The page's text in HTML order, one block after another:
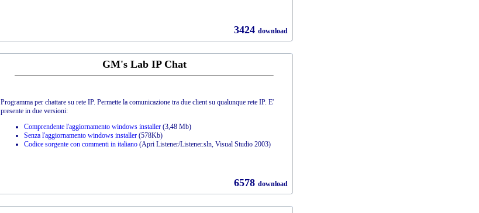
3424 download
GM's Lab IP Chat
Programma per chattare su rete IP. Permette la comunicazione tra due client su qualunque rete IP. E'
presente in due versioni:
Comprendente l'aggiornamento windows installer (3,48 Mb)
Senza l'aggiornamento windows installer (578Kb)
Codice sorgente con commenti in italiano (Apri Listener/Listener.sln, Visual Studio 2003)
6578 download